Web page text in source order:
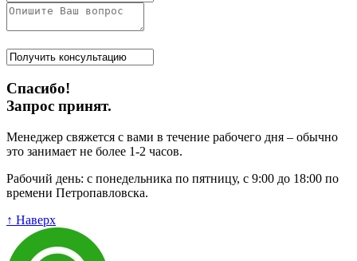
Спасибо!
Запрос принят.
Менеджер свяжется с вами в течение рабочего дня – обычно
это занимает не более 1-2 часов.
Рабочий день: с понедельника по пятницу, с 9:00 до 18:00 по
времени Петропавловска.
↑ Наверх